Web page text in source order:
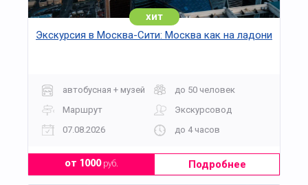
хит
Экскурсия в Москва-Сити: Москва как на ладони
автобусная + музей
до 50 человек
Маршрут
Экскурсовод
07.08.2026
до 4 часов
от 1000руб. Подробнее